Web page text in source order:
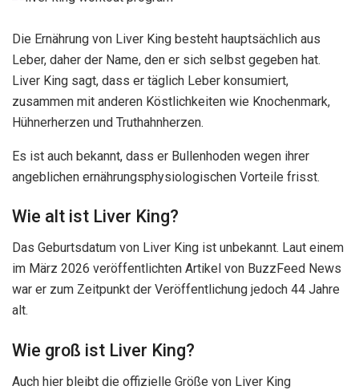
Die Ernährung von Liver King besteht hauptsächlich aus
Leber, daher der Name, den er sich selbst gegeben hat.
Liver King sagt, dass er täglich Leber konsumiert,
zusammen mit anderen Köstlichkeiten wie Knochenmark,
Hühnerherzen und Truthahnherzen.
Es ist auch bekannt, dass er Bullenhoden wegen ihrer
angeblichen ernährungsphysiologischen Vorteile frisst.
Wie alt ist Liver King?
Das Geburtsdatum von Liver King ist unbekannt. Laut einem
im März 2026 veröffentlichten Artikel von BuzzFeed News
war er zum Zeitpunkt der Veröffentlichung jedoch 44 Jahre
alt.
Wie groß ist Liver King?
Auch hier bleibt die offizielle Größe von Liver King